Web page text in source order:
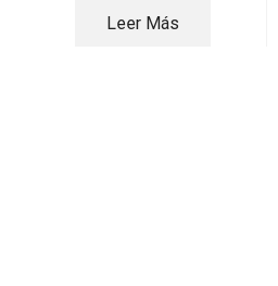
Leer Más